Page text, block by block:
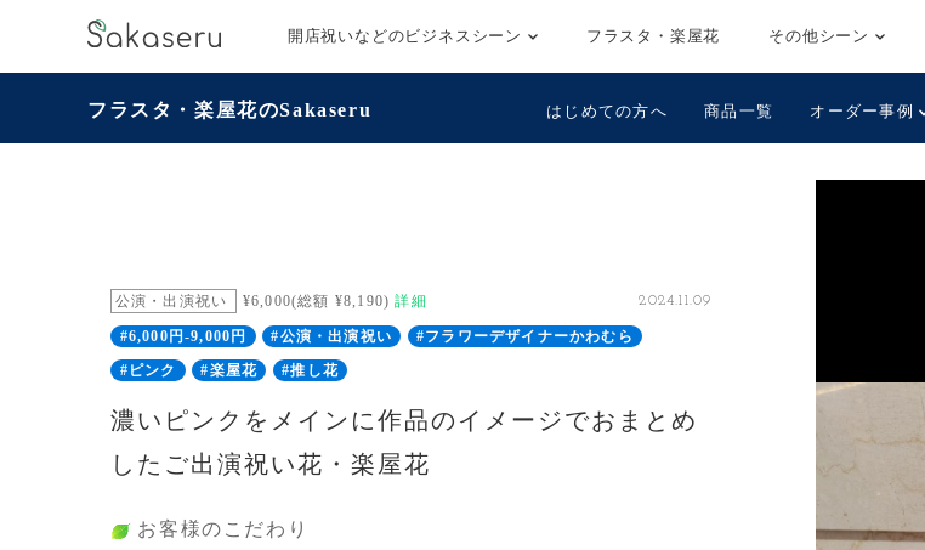
開店祝いなどのビジネスシーン フラスタ・楽屋花 その他シーン
フラスタ・楽屋花のSakaseru はじめての方へ 商品一覧 オーダー事例
公演・出演祝い ¥6,000(総額 ¥8,190)詳細 2024.11.09
#6,000円-9,000円 #公演・出演祝い
#フラワーデザイナーかわむら
#ピンク
#楽屋花 #推し花
濃いピンクをメインに作品のイメージでおまとめ
したご出演祝い花・楽屋花
お客様のこだわり